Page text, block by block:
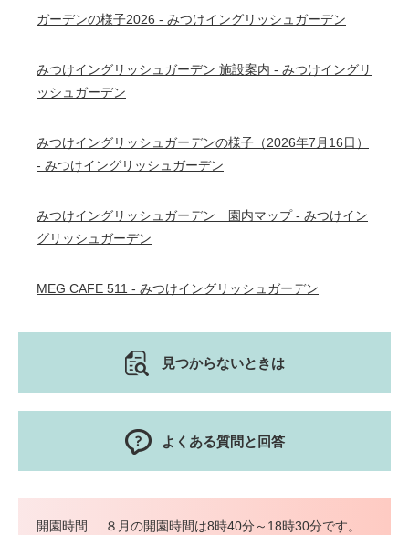
ガーデンの様子2026 - みつけイングリッシュガーデン
みつけイングリッシュガーデン 施設案内 - みつけイングリ
ッシュガーデン
みつけイングリッシュガーデンの様子（2026年7月16日）
- みつけイングリッシュガーデン
みつけイングリッシュガーデン 園内マップ - みつけイン
グリッシュガーデン
MEG CAFE 511 - みつけイングリッシュガーデン
見つからないときは
よくある質問と回答
開園時間 ８月の開園時間は8時40分～18時30分です。